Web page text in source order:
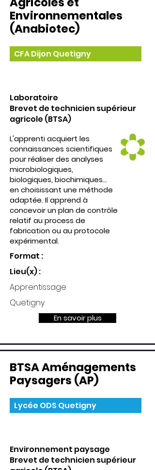
Environnementales
(Anabiotec)
CFA Dijon Quetigny
Laboratoire
Brevet de technicien supérieur
agricole (BTSA)
L'apprenti acquiert les
connaissances scientifiques
pour réaliser des analyses
microbiologiques,
biologiques, biochimiques…
en choisissant une méthode
adaptée. Il apprend à
concevoir un plan de contrôle
relatif au process de
fabrication ou au protocole
expérimental.
Format :
Lieu(x) :
Apprentissage
Quetigny
En savoir plus
BTSA Aménagements
Paysagers (AP)
Lycée ODS Quetigny
Environnement paysage
Brevet de technicien supérieur